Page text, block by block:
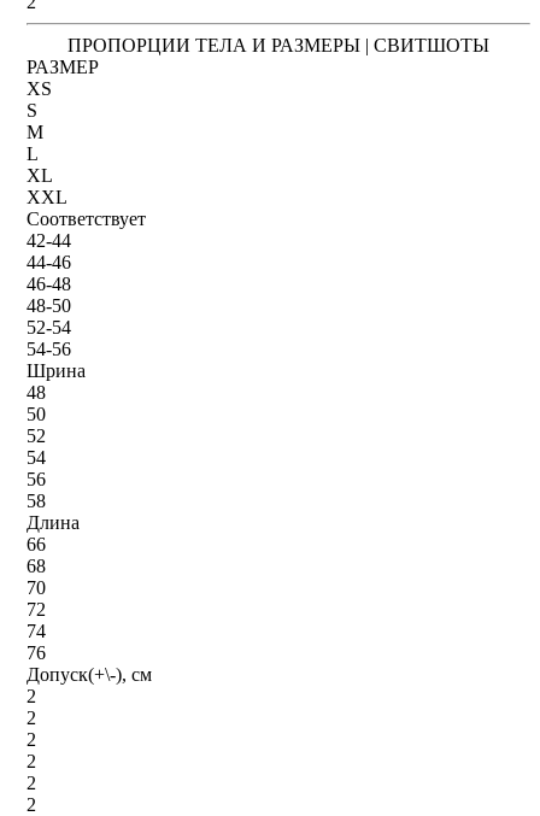
ПРОПОРЦИИ ТЕЛА И РАЗМЕРЫ | СВИТШОТЫ
РАЗМЕР
XS
S
M
L
XL
XXL
Соответствует
42-44
44-46
46-48
48-50
52-54
54-56
Шрина
48
50
52
54
56
58
Длина
66
68
70
72
74
76
Допуск(+\-), см
2
2
2
2
2
2